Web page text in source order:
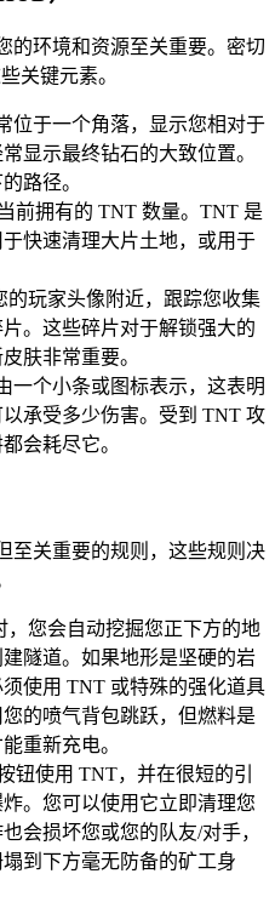
的环境和资源至关重要。密切
关键元素。
位于一个角落，显示您相对于
显示最终钻石的大致位置。
路径。
前拥有的 TNT 数量。TNT 是
快速清理大片土地，或用于
的玩家头像附近，跟踪您收集
。这些碎片对于解锁强大的
肤非常重要。
一个小条或图标表示，这表明
承受多少伤害。受到 TNT 攻
会耗尽它。
至关重要的规则，这些规则决
，您会自动挖掘您正下方的地
隧道。如果地形是坚硬的岩
使用 TNT 或特殊的强化道具
的喷气背包跳跃，但燃料是
重新充电。
钮使用 TNT，并在很短的引
。您可以使用它立即清理您
会损坏您或您的队友/对手，
到下方毫无防备的矿工身